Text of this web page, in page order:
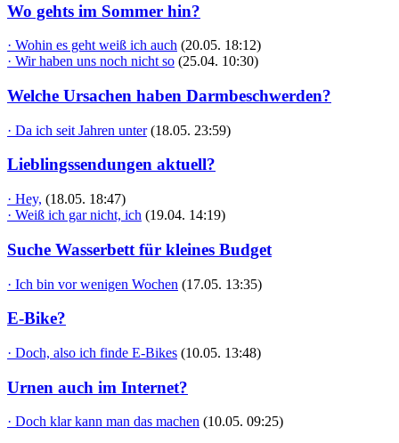
Wo gehts im Sommer hin?
· Wohin es geht weiß ich auch (20.05. 18:12)
· Wir haben uns noch nicht so (25.04. 10:30)
Welche Ursachen haben Darmbeschwerden?
· Da ich seit Jahren unter (18.05. 23:59)
Lieblingssendungen aktuell?
· Hey, (18.05. 18:47)
· Weiß ich gar nicht, ich (19.04. 14:19)
Suche Wasserbett für kleines Budget
· Ich bin vor wenigen Wochen (17.05. 13:35)
E-Bike?
· Doch, also ich finde E-Bikes (10.05. 13:48)
Urnen auch im Internet?
· Doch klar kann man das machen (10.05. 09:25)